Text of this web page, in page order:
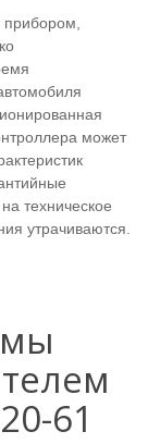
может
техническое
утрачиваются.
61